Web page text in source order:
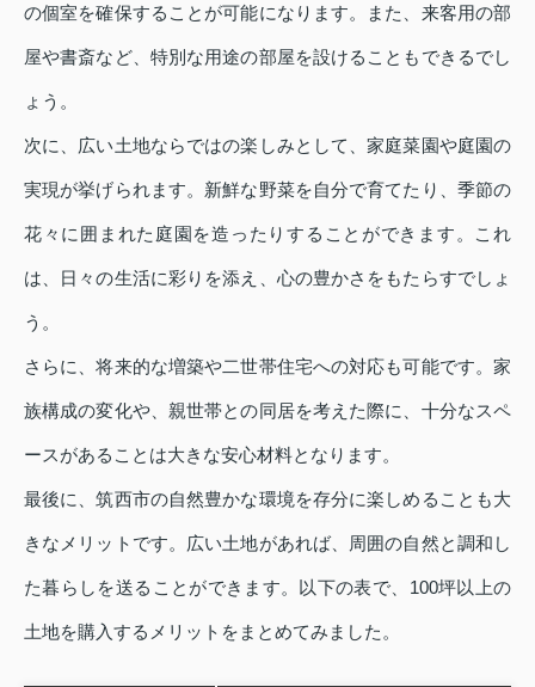
の個室を確保することが可能になります。また、来客用の部
屋や書斎など、特別な用途の部屋を設けることもできるでし
ょう。
次に、広い土地ならではの楽しみとして、家庭菜園や庭園の
実現が挙げられます。新鮮な野菜を自分で育てたり、季節の
花々に囲まれた庭園を造ったりすることができます。これ
は、日々の生活に彩りを添え、心の豊かさをもたらすでしょ
う。
さらに、将来的な増築や二世帯住宅への対応も可能です。家
族構成の変化や、親世帯との同居を考えた際に、十分なスペ
ースがあることは大きな安心材料となります。
最後に、筑西市の自然豊かな環境を存分に楽しめることも大
きなメリットです。広い土地があれば、周囲の自然と調和し
た暮らしを送ることができます。以下の表で、100坪以上の
土地を購入するメリットをまとめてみました。